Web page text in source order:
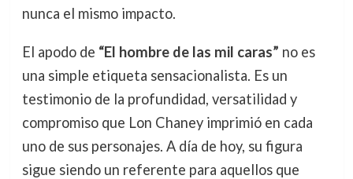
nunca el mismo impacto.
El apodo de “El hombre de las mil caras” no es
una simple etiqueta sensacionalista. Es un
testimonio de la profundidad, versatilidad y
compromiso que Lon Chaney imprimió en cada
uno de sus personajes. A día de hoy, su figura
sigue siendo un referente para aquellos que